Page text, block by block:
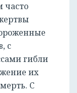
с
гибли
их
С